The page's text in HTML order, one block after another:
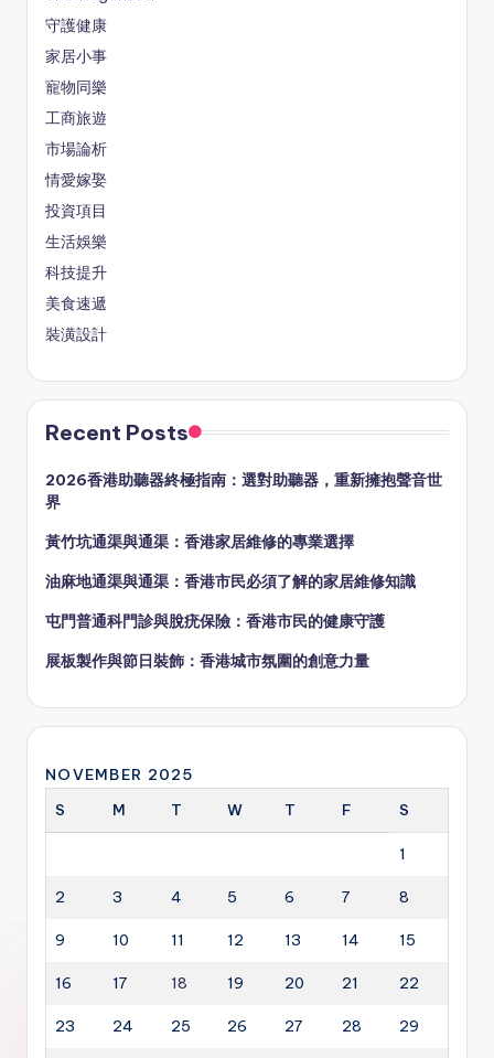
守護健康
家居小事
寵物同樂
工商旅遊
市場論析
情愛嫁娶
投資項目
生活娛樂
科技提升
美食速遞
裝潢設計
Recent Posts
2026香港助聽器終極指南：選對助聽器，重新擁抱聲音世
界
黃竹坑通渠與通渠：香港家居維修的專業選擇
油麻地通渠與通渠：香港市民必須了解的家居維修知識
屯門普通科門診與脫疣保險：香港市民的健康守護
展板製作與節日裝飾：香港城市氛圍的創意力量
NOVEMBER 2025
S
M T W T F S
1
2 3 4 5 6 7 8
9 10 11 12 13 14 15
16 17 18 19 20 21 22
23 24 25 26 27 28 29